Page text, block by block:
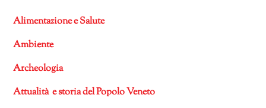
Alimentazione e Salute
Ambiente
Archeologia
Attualità e storia del Popolo Veneto